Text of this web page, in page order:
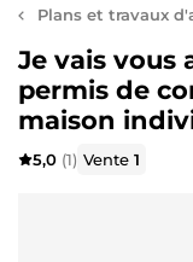
Plans et travaux
Je vais vous
permis de
maison
5,0 (1) Vente1